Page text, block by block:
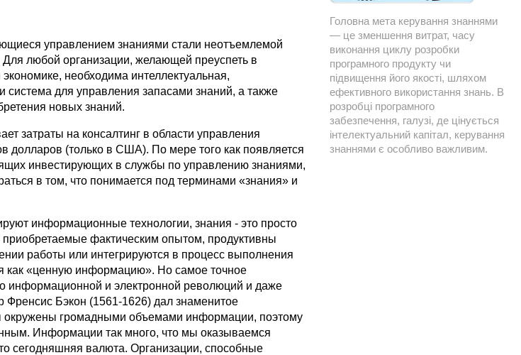
управлением знаниями стали неотъемлемой
любой организации, желающей преуспеть в
необходима интеллектуальная,
для управления запасами знаний, а также
новых знаний.
затраты на консалтинг в области управления
долларов (только в США). По мере того как появляется
инвестирующих в службы по управлению знаниями,
в том, что понимается под терминами «знания» и
информационные технологии, знания - это просто
приобретаемые фактическим опытом, продуктивны
работы или интегрируются в процесс выполнения
как «ценную информацию». Но самое точное
информационной и электронной революций и даже
Френсис Бэкон (1561-1626) дал знаменитое
окружены громадными объемами информации, поэтому
Информации так много, что мы оказываемся
сегодняшняя валюта. Организации, способные
Головна мета керування знаннями
— це зменшення витрат, часу
виконання циклу розробки
програмного продукту чи
підвищення його якості, шляхом
ефективного використання знань. В
розробці програмного
забезпечення, галузі, де цінується
інтелектуальний капітал, керування
знаннями є особливо важливим.